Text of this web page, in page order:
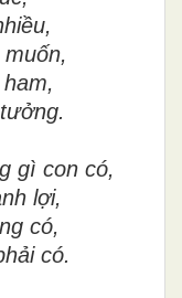
gì con có,
lợi,
có,
có.